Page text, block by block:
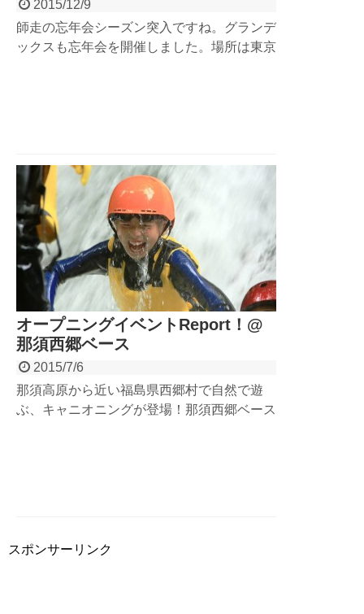
2015/12/9
師走の忘年会シーズン突入ですね。グランデ
ックスも忘年会を開催しました。場所は東京
た。
オープニングイベントReport！@
那須西郷ベース
2015/7/6
那須高原から近い福島県西郷村で自然で遊
ぶ、キャニオニングが登場！那須西郷ベース
スポンサーリンク